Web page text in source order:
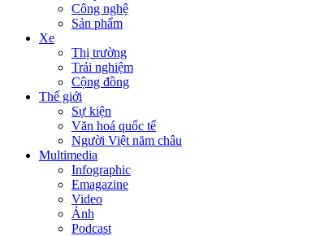
Công nghệ
Sản phẩm
Xe
Thị trường
Trải nghiệm
Cộng đồng
Thế giới
Sự kiện
Văn hoá quốc tế
Người Việt năm châu
Multimedia
Infographic
Emagazine
Video
Ảnh
Podcast